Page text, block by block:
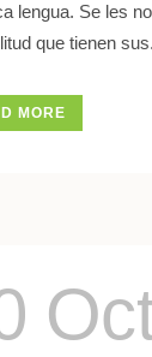
lengua. Se les
que tienen
MORE